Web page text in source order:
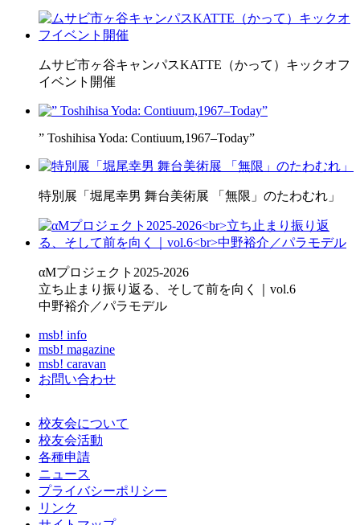
ムサビ市ヶ谷キャンパスKATTE（かって）キックオフ
イベント開催
” Toshihisa Yoda: Contiuum,1967–Today”
特別展「堀尾幸男 舞台美術展 「無限」のたわむれ」
αMプロジェクト2025-2026
立ち止まり振り返る、そして前を向く｜vol.6
中野裕介／パラモデル
msb! info
msb! magazine
msb! caravan
お問い合わせ
校友会について
校友会活動
各種申請
ニュース
プライバシーポリシー
リンク